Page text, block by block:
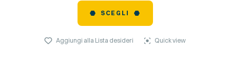
SCEGLI
Aggiungi alla Lista desideri Quick view